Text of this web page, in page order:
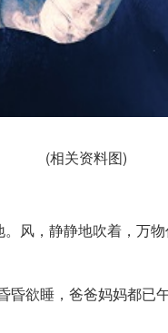
(相关资料图)
风，静静地吹着，万
昏欲睡，爸爸妈妈都已